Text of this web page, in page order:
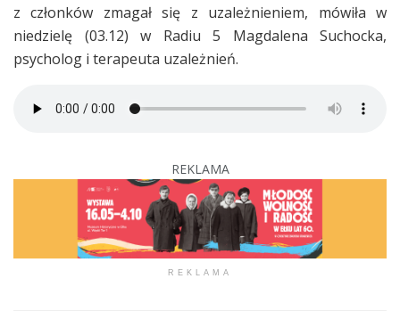
z członków zmagał się z uzależnieniem, mówiła w
niedzielę (03.12) w Radiu 5 Magdalena Suchocka,
psycholog i terapeuta uzależnień.
REKLAMA
REKLAMA